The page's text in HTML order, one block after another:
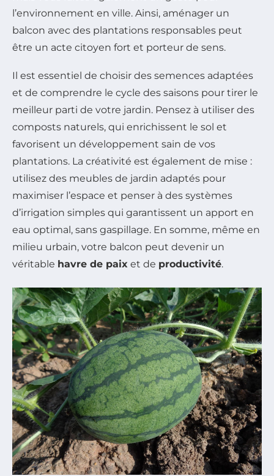
l’environnement en ville. Ainsi, aménager un
balcon avec des plantations responsables peut
être un acte citoyen fort et porteur de sens.
Il est essentiel de choisir des semences adaptées
et de comprendre le cycle des saisons pour tirer le
meilleur parti de votre jardin. Pensez à utiliser des
composts naturels, qui enrichissent le sol et
favorisent un développement sain de vos
plantations. La créativité est également de mise :
utilisez des meubles de jardin adaptés pour
maximiser l’espace et penser à des systèmes
d’irrigation simples qui garantissent un apport en
eau optimal, sans gaspillage. En somme, même en
milieu urbain, votre balcon peut devenir un
véritable havre de paix et de productivité.